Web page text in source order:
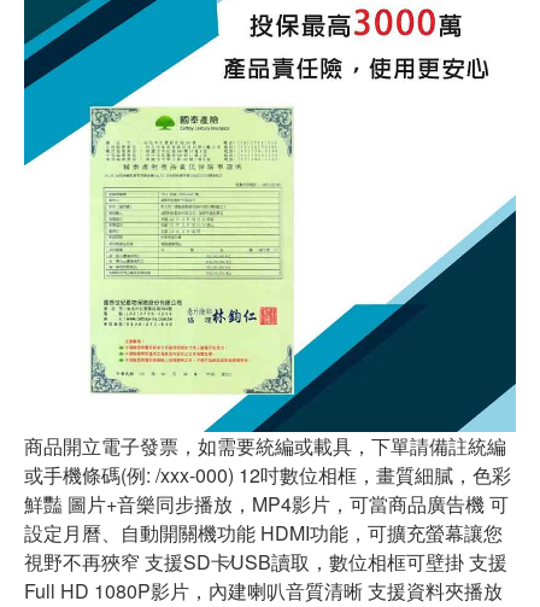
商品開立電子發票，如需要統編或載具，下單請備註統編
或手機條碼(例: /xxx-000) 12吋數位相框，畫質細膩，色彩
鮮豔 圖片+音樂同步播放，MP4影片，可當商品廣告機 可
設定月曆、自動開關機功能 HDMI功能，可擴充螢幕讓您
視野不再狹窄 支援SD卡∕USB讀取，數位相框可壁掛 支援
Full HD 1080P影片，內建喇叭音質清晰 支援資料夾播放